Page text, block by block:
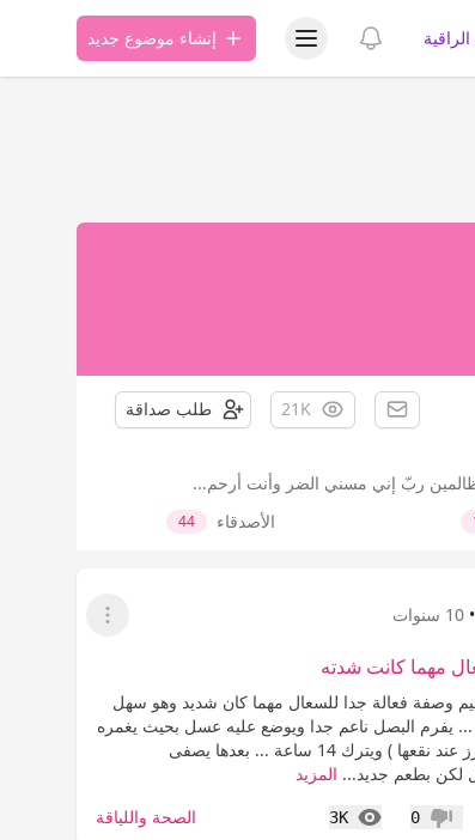
عرض الإشعاراتعرض قائمة المستخدمإنشاء موضوع جديد
21K طلب صداقة
ربّ إني مسني الضر وأنت أرحم...
الأصدقاء 44
• 10 سنوات
عرض القائمة
مهما كانت شدته
وصفة فعالة جدا للسعال مهما كان شديد وهو سهل
يفرم البصل ناعم جدا ويوضع عليه عسل بحيث يغمره
( كما نضع ماء على الأرز عند نقعها ) ويترك 14 ساعة ... بعدها يصفى
بطعم جديد... المزيد
عدم إعجاب
0
3K
المشاهدات الصحة واللياقة